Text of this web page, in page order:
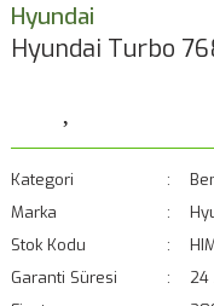
Hyundai
Hyundai Turbo
Kategori
Marka
Stok Kodu
Garanti Süresi
24